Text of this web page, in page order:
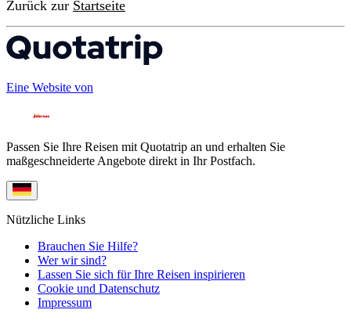
Zurück zur Startseite
Eine Website von
Passen Sie Ihre Reisen mit Quotatrip an und erhalten Sie
maßgeschneiderte Angebote direkt in Ihr Postfach.
Nützliche Links
Brauchen Sie Hilfe?
Wer wir sind?
Lassen Sie sich für Ihre Reisen inspirieren
Cookie und Datenschutz
Impressum